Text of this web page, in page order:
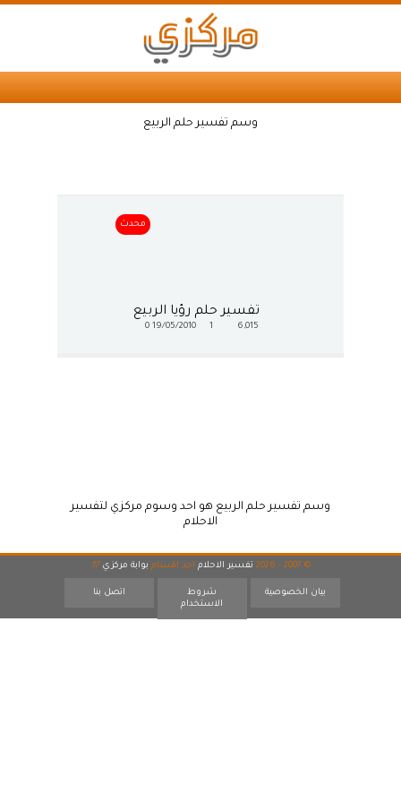
وسم تفسير حلم الربيع
محدث
تفسير حلم رؤيا الربيع
6,015
19/05/2010
0
وسم تفسير حلم الربيع هو احد وسوم مركزي لتفسير
الاحلام
© 2007 - 2026 تفسير الاحلام احد اقسام بوابة مركزي 17
بيان الخصوصية
شروط
الاستخدام
اتصل بنا